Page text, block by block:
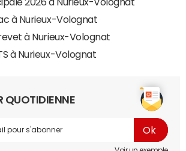
2026 à Nurieux-Volognat
à Nurieux-Volognat
à Nurieux-Volognat
à Nurieux-Volognat
QUOTIDIENNE